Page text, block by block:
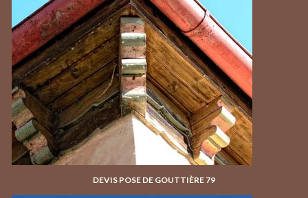
DEVIS POSE DE GOUTTIÈRE 79